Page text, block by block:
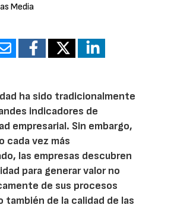
Media
ha sido tradicionalmente
indicadores de
empresarial. Sin embargo,
cada vez más
las empresas descubren
para generar valor no
de sus procesos
también de la calidad de las